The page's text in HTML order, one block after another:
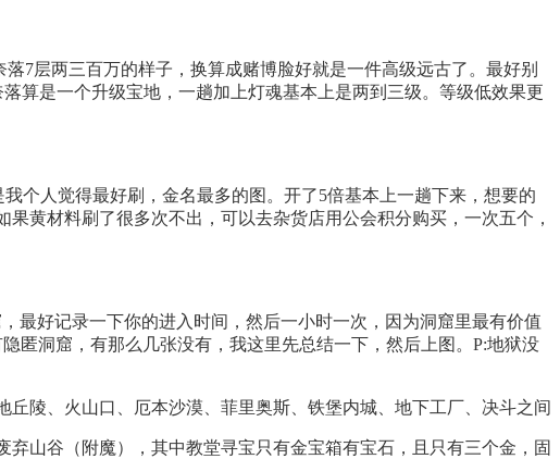
层两三百万的样子，换算成赌博脸好就是一件高级远古了。最好别
算是一个升级宝地，一趟加上灯魂基本上是两到三级。等级低效果更
人觉得最好刷，金名最多的图。开了5倍基本上一趟下来，想要的
黄材料刷了很多次不出，可以去杂货店用公会积分购买，一次五个，
好记录一下你的进入时间，然后一小时一次，因为洞窟里最有价值
匿洞窟，有那么几张没有，我这里先总结一下，然后上图。P:地狱没
陵、火山口、厄本沙漠、菲里奥斯、铁堡内城、地下工厂、决斗之间
山谷（附魔），其中教堂寻宝只有金宝箱有宝石，且只有三个金，固